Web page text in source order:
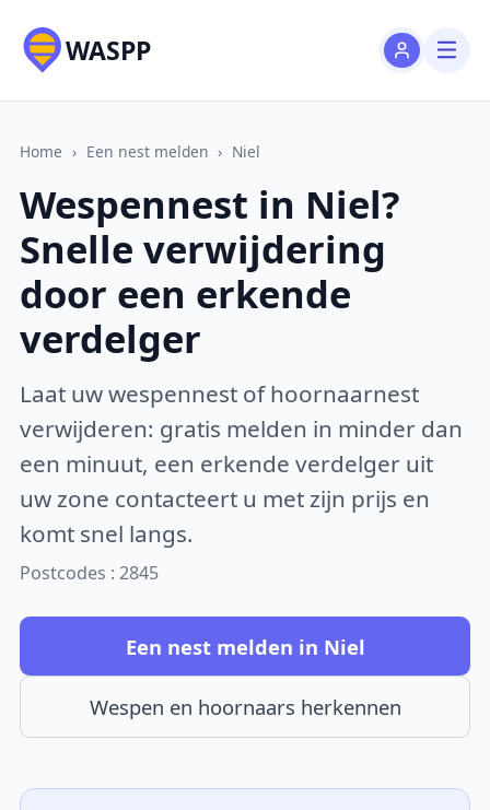
WASPP
Home › Een nest melden › Niel
Wespennest in Niel?
Snelle verwijdering
door een erkende
verdelger
Laat uw wespennest of hoornaarnest
verwijderen: gratis melden in minder dan
een minuut, een erkende verdelger uit
uw zone contacteert u met zijn prijs en
komt snel langs.
Postcodes : 2845
Een nest melden in Niel
Wespen en hoornaars herkennen